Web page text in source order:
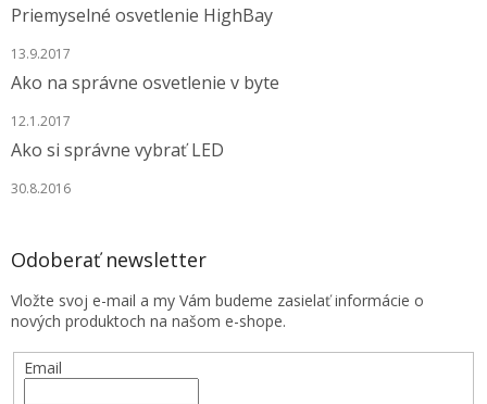
u
Priemyselné osvetlenie HighBay
13.9.2017
Ako na správne osvetlenie v byte
12.1.2017
Ako si správne vybrať LED
30.8.2016
Odoberať newsletter
Vložte svoj e-mail a my Vám budeme zasielať informácie o
nových produktoch na našom e-shope.
Email